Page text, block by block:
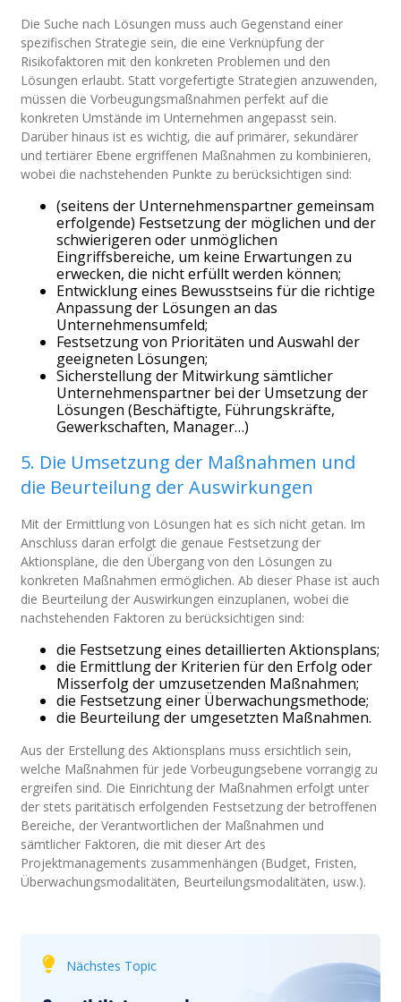
Die Suche nach Lösungen muss auch Gegenstand einer
spezifischen Strategie sein, die eine Verknüpfung der
Risikofaktoren mit den konkreten Problemen und den
Lösungen erlaubt. Statt vorgefertigte Strategien anzuwenden,
müssen die Vorbeugungsmaßnahmen perfekt auf die
konkreten Umstände im Unternehmen angepasst sein.
Darüber hinaus ist es wichtig, die auf primärer, sekundärer
und tertiärer Ebene ergriffenen Maßnahmen zu kombinieren,
wobei die nachstehenden Punkte zu berücksichtigen sind:
(seitens der Unternehmenspartner gemeinsam
erfolgende) Festsetzung der möglichen und der
schwierigeren oder unmöglichen
Eingriffsbereiche, um keine Erwartungen zu
erwecken, die nicht erfüllt werden können;
Entwicklung eines Bewusstseins für die richtige
Anpassung der Lösungen an das
Unternehmensumfeld;
Festsetzung von Prioritäten und Auswahl der
geeigneten Lösungen;
Sicherstellung der Mitwirkung sämtlicher
Unternehmenspartner bei der Umsetzung der
Lösungen (Beschäftigte, Führungskräfte,
Gewerkschaften, Manager…)
5. Die Umsetzung der Maßnahmen und
die Beurteilung der Auswirkungen
Mit der Ermittlung von Lösungen hat es sich nicht getan. Im
Anschluss daran erfolgt die genaue Festsetzung der
Aktionspläne, die den Übergang von den Lösungen zu
konkreten Maßnahmen ermöglichen. Ab dieser Phase ist auch
die Beurteilung der Auswirkungen einzuplanen, wobei die
nachstehenden Faktoren zu berücksichtigen sind:
die Festsetzung eines detaillierten Aktionsplans;
die Ermittlung der Kriterien für den Erfolg oder
Misserfolg der umzusetzenden Maßnahmen;
die Festsetzung einer Überwachungsmethode;
die Beurteilung der umgesetzten Maßnahmen.
Aus der Erstellung des Aktionsplans muss ersichtlich sein,
welche Maßnahmen für jede Vorbeugungsebene vorrangig zu
ergreifen sind. Die Einrichtung der Maßnahmen erfolgt unter
der stets paritätisch erfolgenden Festsetzung der betroffenen
Bereiche, der Verantwortlichen der Maßnahmen und
sämtlicher Faktoren, die mit dieser Art des
Projektmanagements zusammenhängen (Budget, Fristen,
Überwachungsmodalitäten, Beurteilungsmodalitäten, usw.).
Nächstes Topic